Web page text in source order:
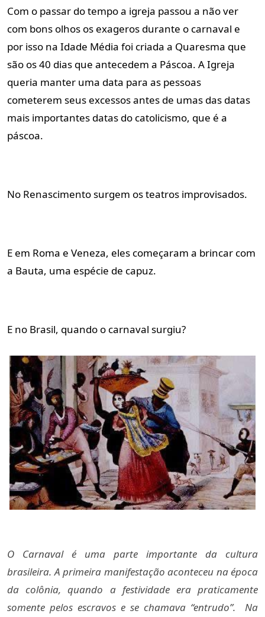
Com o passar do tempo a igreja passou a não ver
com bons olhos os exageros durante o carnaval e
por isso na Idade Média foi criada a Quaresma que
são os 40 dias que antecedem a Páscoa. A Igreja
queria manter uma data para as pessoas
cometerem seus excessos antes de umas das datas
mais importantes datas do catolicismo, que é a
páscoa.
No Renascimento surgem os teatros improvisados.
E em Roma e Veneza, eles começaram a brincar com
a Bauta, uma espécie de capuz.
E no Brasil, quando o carnaval surgiu?
O Carnaval é uma parte importante da cultura
brasileira. A primeira manifestação aconteceu na época
da colônia, quando a festividade era praticamente
somente pelos escravos e se chamava “entrudo”.  Na